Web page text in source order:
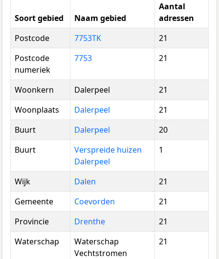
Soort gebied Naam gebied
Aantal
adressen
Postcode
7753TK
21
Postcode
numeriek
7753 21
Woonkern Dalerpeel
21
Woonplaats
Dalerpeel
21
Buurt
Dalerpeel
20
Buurt
Verspreide huizen
Dalerpeel
1
Wijk Dalen
21
Gemeente
Coevorden
21
Provincie
Drenthe
21
Waterschap
Waterschap
Vechtstromen
21